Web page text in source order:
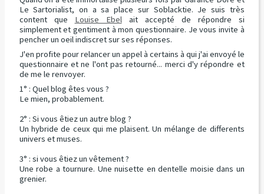
Le Sartorialist, on a sa place sur Soblacktie. Je suis très
content que Louise Ebelait accepté de répondre si
simplement et gentiment à mon questionnaire. Je vous invite à
pencher un oeil indiscret sur ses réponses.
J'en profite pour relancer un appel à certains à qui j'ai envoyé le
questionnaire et ne l'ont pas retourné... merci d'y répondre et
de me le renvoyer.
1° : Quel blog êtes vous ?
Le mien, probablement.
2° : Si vous êtiez un autre blog ?
Un hybride de ceux qui me plaisent. Un mélange de differents
univers et muses.
3° : si vous êtiez un vêtement ?
Une robe a tournure. Une nuisette en dentelle moisie dans un
grenier.